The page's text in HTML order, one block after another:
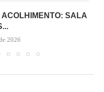
SALA
2026